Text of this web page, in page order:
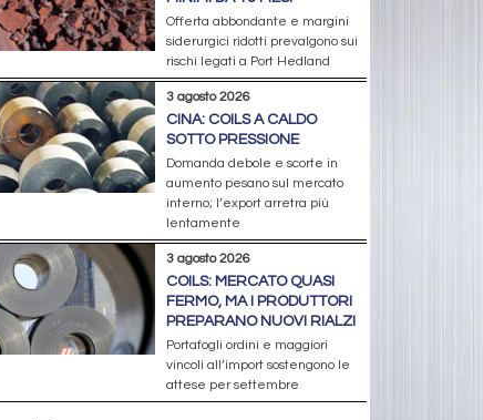
Offerta abbondante e margini
siderurgici ridotti prevalgono sui
rischi legati a Port Hedland
3 agosto 2026
CINA: COILS A CALDO
SOTTO PRESSIONE
Domanda debole e scorte in
aumento pesano sul mercato
interno; l’export arretra più
lentamente
3 agosto 2026
COILS: MERCATO QUASI
FERMO, MA I PRODUTTORI
PREPARANO NUOVI RIALZI
Portafogli ordini e maggiori
vincoli all’import sostengono le
attese per settembre